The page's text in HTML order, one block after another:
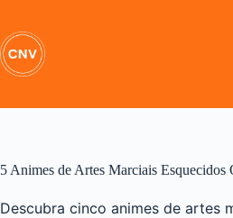
o
conteúdo
5 Animes de Artes Marciais
Descubra cinco animes de artes